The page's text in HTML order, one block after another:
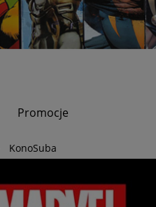
Promocje
KonoSuba